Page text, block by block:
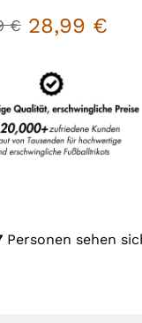
€ 28,99 €
Personen sehen